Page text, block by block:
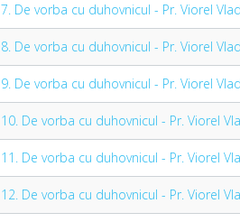
7. De vorba cu duhovnicul - Pr. Viorel
8. De vorba cu duhovnicul - Pr. Viorel
9. De vorba cu duhovnicul - Pr. Viorel
10. De vorba cu duhovnicul - Pr. Viorel
11. De vorba cu duhovnicul - Pr. Viorel
12. De vorba cu duhovnicul - Pr. Viorel